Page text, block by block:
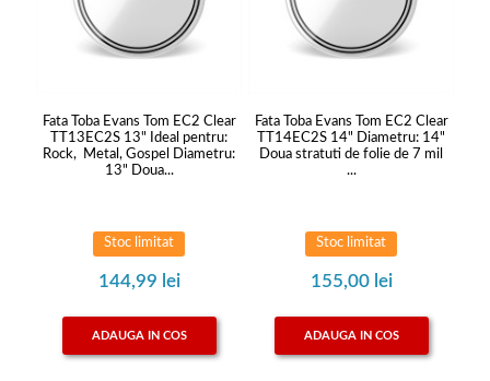
Fata Toba Evans Tom EC2 Clear
TT13EC2S 13" Ideal pentru:
Rock, Metal, Gospel Diametru:
13" Doua...
Stoc limitat
144,99 lei
ADAUGA IN COS
Fata Toba Evans Tom EC2 Clear
TT14EC2S 14" Diametru: 14"
Doua stratuti de folie de 7 mil
...
Stoc limitat
155,00 lei
ADAUGA IN COS